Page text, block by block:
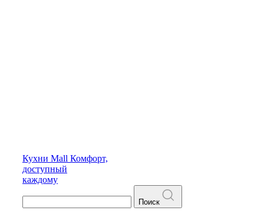
Кухни Mall Комфорт,
доступный
каждому
Поиск